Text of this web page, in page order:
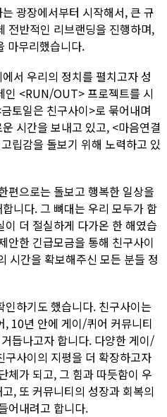
광장에서부터 시작해서, 큰 규
전반적인 리브랜딩을 진행하며,
마무리했습니다.
서 우리의 정치를 펼치고자 성
인 <RUN/OUT> 프로젝트를 시
토일은 친구사이>로 묶어내며
시간을 보내고 있고, <마음연결
립감을 돌보기 위해 노력하고 있
편으로는 돌보고 행복한 일상을
니다. 그 뼈대는 우리 모두가 함
더 절실하게 다가온 한 해였습
안한 긴급모금을 통해 친구사이
시간을 확보해주신 모든 분들 정
하기도 했습니다. 친구사이는
10년 안에 게이/퀴어 커뮤니티
듭나고자 합니다. 다양한 게이/
사이의 지평을 더 확장하고자
체가 되고, 그 힘과 따듯함이 우
, 또 커뮤니티의 성장과 회복의
어내려고 합니다.